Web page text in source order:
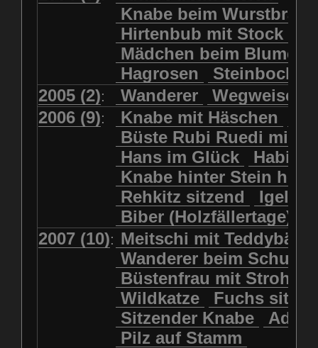
Mädchen beim Blumenpflücken
Mädchen in Regenjacke
Mädchen in Regenjacke und
Mädchen mit Regenmolch
Mädchen mit Schmetterling
Mätti Grossmann-Michel
Meitschi (Rundweg)
Meitschi mit Teddybär
Pilzfraueli Risetenmandli
Sitzender Knabe Tengeler
Wanderer
Wanderer beim Schuhbinden
Wegweiser Wilde Hilde
Wildhüter Wurzelkind
Luchs schreitend
Luchs sitzend Murmeltier
Murmeltiere Rehbockkopf
Rehkitz Rehkitz sitzend
Salamader Schmetterling
Schmetterlinge Schnecke
Schwarznasenschaf
Schwarznasenschaf mit Kalb
Steinbock
Steinbock Steinmarder
Uhu Uhu mit Jungen
Waschbär Wildkatze
Wolf Ziegenkopf
Knabe beim
Hirtenbub mit Stock
Mädchen beim
Hagrosen
Steinbock
2005 (2): Wanderer
Wegweiser
2006 (9): Knabe mit Häschen
Büste Rubi Ruedi mit
Hans im Glück
Knabe hinter Stein
Rehkitz sitzend
Igel
Biber (Holzfällertage)
2007 (10): Meitschi mit Teddybär
Wanderer beim
Büstenfrau mit Strohut
Wildkatze
Fuchs
Sitzender Knabe
Adler
Pilz auf Stamm